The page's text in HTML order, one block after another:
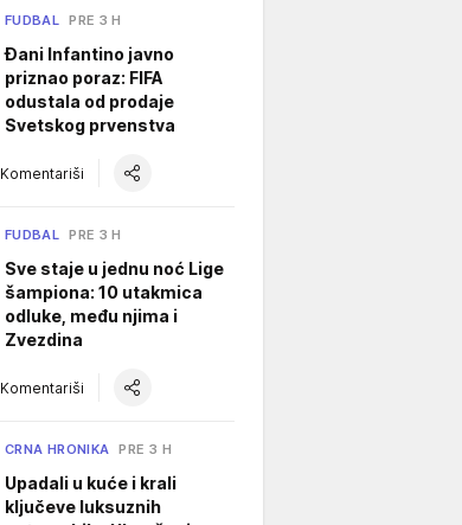
FUDBAL PRE 3 H
Đani Infantino javno
priznao poraz: FIFA
odustala od prodaje
Svetskog prvenstva
Komentariši
FUDBAL PRE 3 H
Sve staje u jednu noć Lige
šampiona: 10 utakmica
odluke, među njima i
Zvezdina
Komentariši
CRNA HRONIKA PRE 3 H
Upadali u kuće i krali
ključeve luksuznih